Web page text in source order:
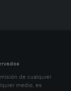
de cualquier
medio, es